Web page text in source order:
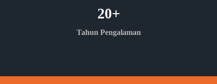
Tahun Pengalaman
20+